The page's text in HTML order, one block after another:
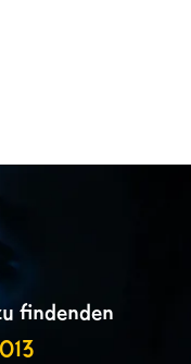
findenden